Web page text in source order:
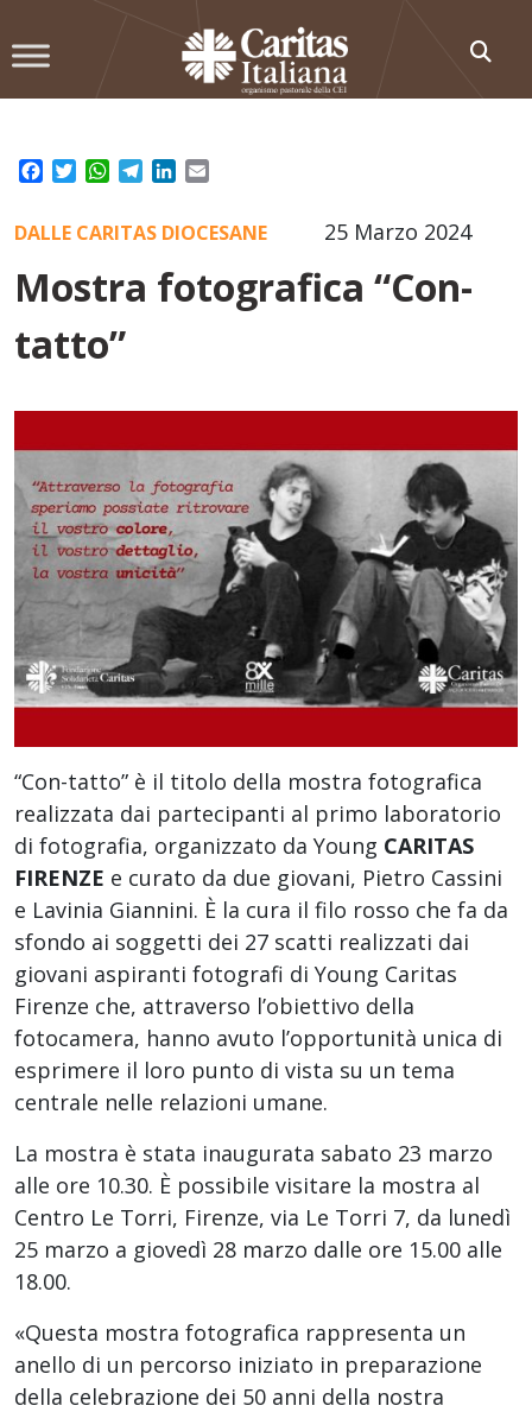
to
Facebook
TwitterWhatsApp
TelegramLinkedIn
25 Marzo 2024
DALLE CARITAS DIOCESANE
Mostra fotografica “Con-
tatto”
“Con-tatto” è il titolo della mostra fotografica
realizzata dai partecipanti al primo laboratorio
di fotografia, organizzato da Young CARITAS
FIRENZE e curato da due giovani, Pietro Cassini
e Lavinia Giannini. È la cura il filo rosso che fa da
sfondo ai soggetti dei 27 scatti realizzati dai
giovani aspiranti fotografi di Young Caritas
Firenze che, attraverso l’obiettivo della
fotocamera, hanno avuto l’opportunità unica di
esprimere il loro punto di vista su un tema
centrale nelle relazioni umane.
La mostra è stata inaugurata sabato 23 marzo
alle ore 10.30. È possibile visitare la mostra al
Centro Le Torri, Firenze, via Le Torri 7, da lunedì
25 marzo a giovedì 28 marzo dalle ore 15.00 alle
18.00.
«Questa mostra fotografica rappresenta un
anello di un percorso iniziato in preparazione
della celebrazione dei 50 anni della nostra